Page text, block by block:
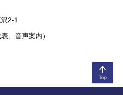
Top
2-1
表、音声案内）